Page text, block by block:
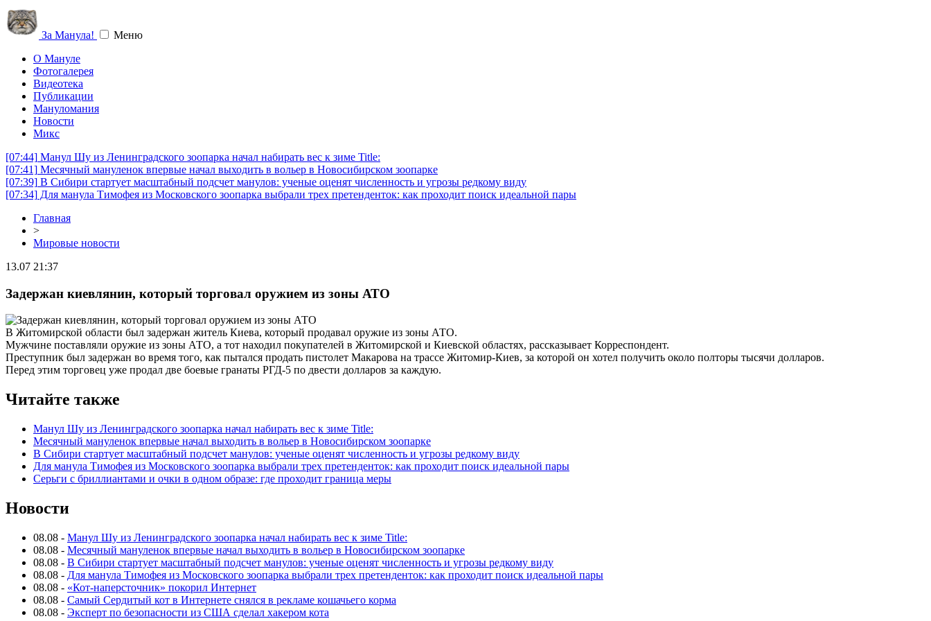
За Манула!
Меню
О Мануле
Фотогалерея
Видеотека
Публикации
Мануломания
Новости
Микс
[07:44] Манул Шу из Ленинградского зоопарка начал набирать вес к зиме Title:
[07:41] Месячный мануленок впервые начал выходить в вольер в Новосибирском зоопарке
[07:39] В Сибири стартует масштабный подсчет манулов: ученые оценят численность и угрозы редкому виду
[07:34] Для манула Тимофея из Московского зоопарка выбрали трех претенденток: как проходит поиск идеальной пары
Главная
>
Мировые новости
13.07 21:37
Задержан киевлянин, который торговал оружием из зоны АТО
В Житомирской области был задержан житель Киева, который продавал оружие из зоны АТО.
Мужчине поставляли оружие из зоны АТО, а тот находил покупателей в Житомирской и Киевской областях, рассказывает Корреспондент.
Преступник был задержан во время того, как пытался продать пистолет Макарова на трассе Житомир-Киев, за которой он хотел получить около полторы тысячи долларов.
Перед этим торговец уже продал две боевые гранаты РГД-5 по двести долларов за каждую.
Читайте также
Манул Шу из Ленинградского зоопарка начал набирать вес к зиме Title:
Месячный мануленок впервые начал выходить в вольер в Новосибирском зоопарке
В Сибири стартует масштабный подсчет манулов: ученые оценят численность и угрозы редкому виду
Для манула Тимофея из Московского зоопарка выбрали трех претенденток: как проходит поиск идеальной пары
Серьги с бриллиантами и очки в одном образе: где проходит граница меры
Новости
08.08 - Манул Шу из Ленинградского зоопарка начал набирать вес к зиме Title:
08.08 - Месячный мануленок впервые начал выходить в вольер в Новосибирском зоопарке
08.08 - В Сибири стартует масштабный подсчет манулов: ученые оценят численность и угрозы редкому виду
08.08 - Для манула Тимофея из Московского зоопарка выбрали трех претенденток: как проходит поиск идеальной пары
08.08 - «Кот-наперсточник» покорил Интернет
08.08 - Самый Сердитый кот в Интернете снялся в рекламе кошачьего корма
08.08 - Эксперт по безопасности из США сделал хакером кота